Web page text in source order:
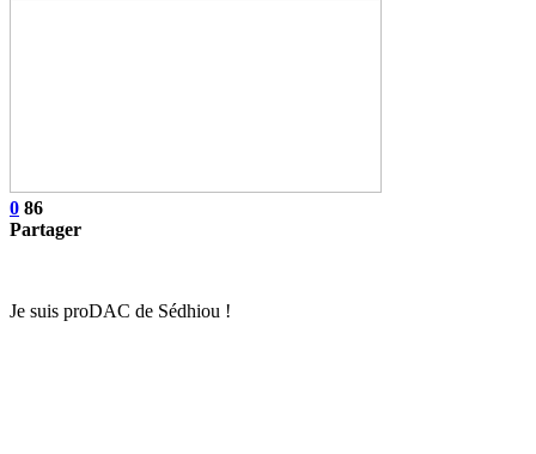
0 86
Partager
Je suis proDAC de Sédhiou !